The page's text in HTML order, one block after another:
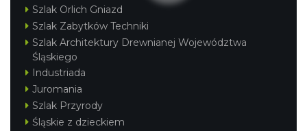
Szlak Orlich Gniazd
Szlak Zabytków Techniki
Szlak Architektury Drewnianej Województwa
Śląskiego
Industriada
Juromania
Szlak Przyrody
Śląskie z dzieckiem